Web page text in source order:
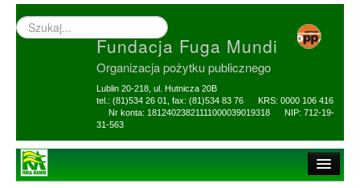
Wyszukiwarka
–
Fundacja Fuga Mundi
Organizacja pożytku publicznego
Lublin 20-218, ul. Hutnicza 20B
tel.: (81)534 26 01, fax: (81)534 83 76 KRS: 0000 106 416
Nr konta: 18124023821111000039019318 NIP: 712-19-
31-563